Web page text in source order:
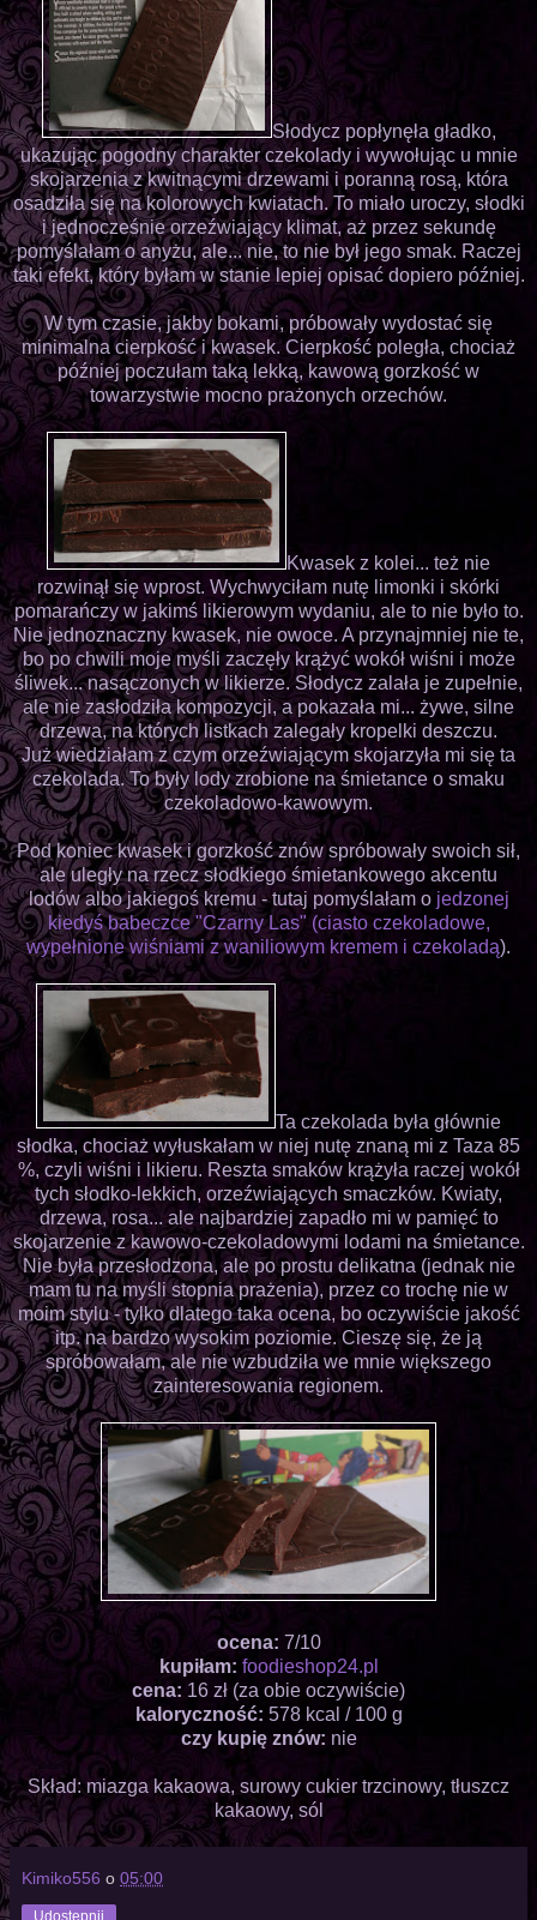
Słodycz popłynęła gładko,
ukazując pogodny charakter czekolady i wywołując u mnie
skojarzenia z kwitnącymi drzewami i poranną rosą, która
osadziła się na kolorowych kwiatach. To miało uroczy, słodki
i jednocześnie orzeźwiający klimat, aż przez sekundę
pomyślałam o anyżu, ale... nie, to nie był jego smak. Raczej
taki efekt, który byłam w stanie lepiej opisać dopiero później.
W tym czasie, jakby bokami, próbowały wydostać się
minimalna cierpkość i kwasek. Cierpkość poległa, chociaż
później poczułam taką lekką, kawową gorzkość w
towarzystwie mocno prażonych orzechów.
Kwasek z kolei... też nie
rozwinął się wprost. Wychwyciłam nutę limonki i skórki
pomarańczy w jakimś likierowym wydaniu, ale to nie było to.
Nie jednoznaczny kwasek, nie owoce. A przynajmniej nie te,
bo po chwili moje myśli zaczęły krążyć wokół wiśni i może
śliwek... nasączonych w likierze. Słodycz zalała je zupełnie,
ale nie zasłodziła kompozycji, a pokazała mi... żywe, silne
drzewa, na których listkach zalegały kropelki deszczu.
Już wiedziałam z czym orzeźwiającym skojarzyła mi się ta
czekolada. To były lody zrobione na śmietance o smaku
czekoladowo-kawowym.
Pod koniec kwasek i gorzkość znów spróbowały swoich sił,
ale uległy na rzecz słodkiego śmietankowego akcentu
lodów albo jakiegoś kremu - tutaj pomyślałam o jedzonej
kiedyś babeczce "Czarny Las" (ciasto czekoladowe,
wypełnione wiśniami z waniliowym kremem i czekoladą).
Ta czekolada była głównie
słodka, chociaż wyłuskałam w niej nutę znaną mi z Taza 85
%, czyli wiśni i likieru. Reszta smaków krążyła raczej wokół
tych słodko-lekkich, orzeźwiających smaczków. Kwiaty,
drzewa, rosa... ale najbardziej zapadło mi w pamięć to
skojarzenie z kawowo-czekoladowymi lodami na śmietance.
Nie była przesłodzona, ale po prostu delikatna (jednak nie
mam tu na myśli stopnia prażenia), przez co trochę nie w
moim stylu - tylko dlatego taka ocena, bo oczywiście jakość
itp. na bardzo wysokim poziomie. Cieszę się, że ją
spróbowałam, ale nie wzbudziła we mnie większego
zainteresowania regionem.
ocena: 7/10
kupiłam: foodieshop24.pl
cena: 16 zł (za obie oczywiście)
kaloryczność: 578 kcal / 100 g
czy kupię znów: nie
Skład: miazga kakaowa, surowy cukier trzcinowy, tłuszcz
kakaowy, sól
Kimiko556 o 05:00
Udostępnij